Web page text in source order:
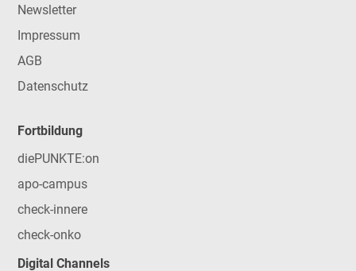
Newsletter
Impressum
AGB
Datenschutz
Fortbildung
diePUNKTE:on
apo-campus
check-innere
check-onko
Digital Channels